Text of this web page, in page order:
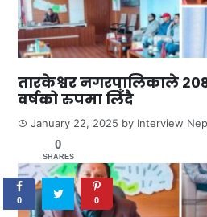
तारकेश्वर नगरपालिकाले
वर्षको रुपमा लिँदै
January 22, 2025 by Interview
0
SHARES
0 0